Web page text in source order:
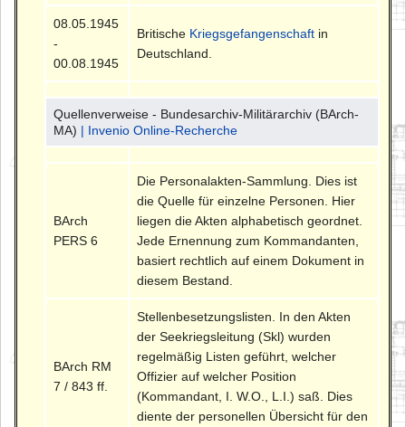
08.05.1945
-
00.08.1945
Britische Kriegsgefangenschaft in
Deutschland.
Quellenverweise - Bundesarchiv-Militärarchiv (BArch-
MA) | Invenio Online-Recherche
BArch
PERS 6
Die Personalakten-Sammlung. Dies ist
die Quelle für einzelne Personen. Hier
liegen die Akten alphabetisch geordnet.
Jede Ernennung zum Kommandanten,
basiert rechtlich auf einem Dokument in
diesem Bestand.
BArch RM
7 / 843 ff.
Stellenbesetzungslisten. In den Akten
der Seekriegsleitung (Skl) wurden
regelmäßig Listen geführt, welcher
Offizier auf welcher Position
(Kommandant, I. W.O., L.I.) saß. Dies
diente der personellen Übersicht für den